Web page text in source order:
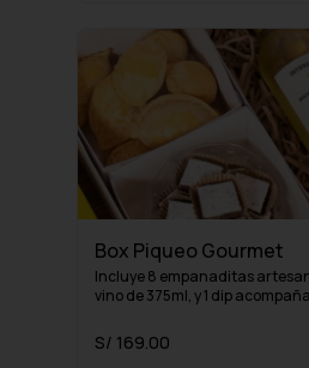
Box Piqueo Gourmet
Incluye 8 empanaditas
vino de 375ml, y 1 dip
S/ 169.00